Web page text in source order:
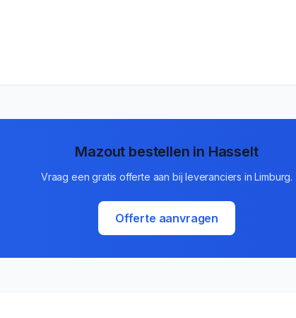
Mazout bestellen in Hasselt
Vraag een gratis offerte aan bij leveranciers inLimburg.
Offerte aanvragen